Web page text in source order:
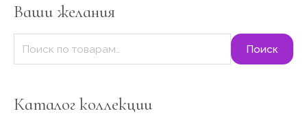
Ваши желания
ь
:
Поиск
Каталог коллекции